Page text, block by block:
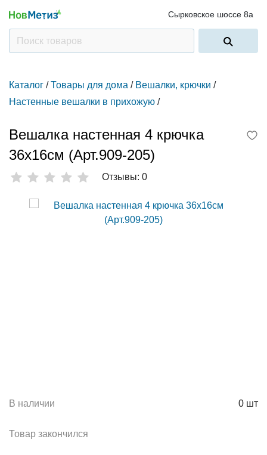
Сырковское шоссе 8а
Каталог / Товары для дома / Вешалки, крючки /
Настенные вешалки в прихожую /
Вешалка настенная 4 крючка
36х16см (Арт.909-205)
Отзывы: 0
В наличии 0 шт
Товар закончился